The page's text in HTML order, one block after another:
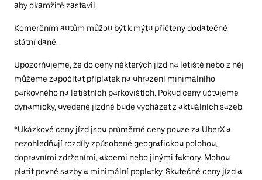
aby okamžitě zastavil.
Komerčním autům můžou být k mýtu přičteny dodatečné
státní daně.
Upozorňujeme, že do ceny některých jízd na letiště nebo z něj
můžeme započítat příplatek na uhrazení minimálního
parkovného na letištních parkovištích. Pokud ceny účtujeme
dynamicky, uvedené jízdné bude vycházet z aktuálních sazeb.
*Ukázkové ceny jízd jsou průměrné ceny pouze za UberX a
nezohledňují rozdíly způsobené geografickou polohou,
dopravními zdrženími, akcemi nebo jinými faktory. Mohou
platit pevné sazby a minimální poplatky. Skutečné ceny jízd a